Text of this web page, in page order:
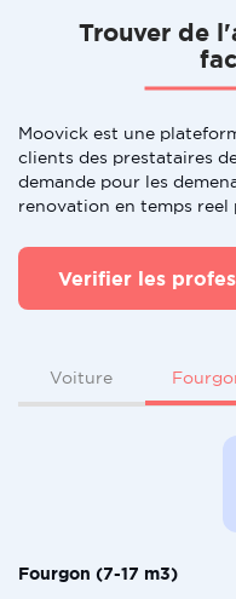
Trouver de
Moovick est une
clients des prestataires
demande pour les
renovation en temps reel
Verifier les
Voiture
Fourgon (7-17 m3)